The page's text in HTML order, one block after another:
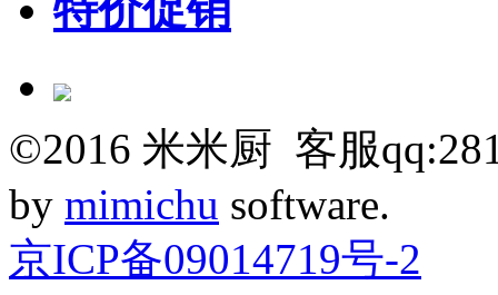
©2016 米米厨 客服
by mimichu software.
京ICP备09014719号-2